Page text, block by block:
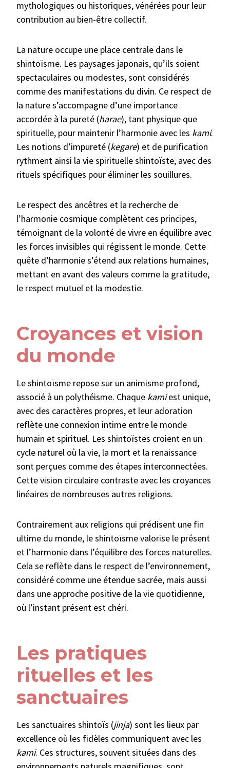
mythologiques ou historiques, vénérées pour leur
contribution au bien-être collectif.
La nature occupe une place centrale dans le
shintoïsme. Les paysages japonais, qu’ils soient
spectaculaires ou modestes, sont considérés
comme des manifestations du divin. Ce respect de
la nature s’accompagne d’une importance
accordée à la pureté (harae), tant physique que
spirituelle, pour maintenir l’harmonie avec les kami.
Les notions d’impureté (kegare) et de purification
rythment ainsi la vie spirituelle shintoïste, avec des
rituels spécifiques pour éliminer les souillures.
Le respect des ancêtres et la recherche de
l’harmonie cosmique complètent ces principes,
témoignant de la volonté de vivre en équilibre avec
les forces invisibles qui régissent le monde. Cette
quête d’harmonie s’étend aux relations humaines,
mettant en avant des valeurs comme la gratitude,
le respect mutuel et la modestie.
Croyances et vision
du monde
Le shintoïsme repose sur un animisme profond,
associé à un polythéisme. Chaque kamiest unique,
avec des caractères propres, et leur adoration
reflète une connexion intime entre le monde
humain et spirituel. Les shintoïstes croient en un
cycle naturel où la vie, la mort et la renaissance
sont perçues comme des étapes interconnectées.
Cette vision circulaire contraste avec les croyances
linéaires de nombreuses autres religions.
Contrairement aux religions qui prédisent une fin
ultime du monde, le shintoïsme valorise le présent
et l’harmonie dans l’équilibre des forces naturelles.
Cela se reflète dans le respect de l’environnement,
considéré comme une étendue sacrée, mais aussi
dans une approche positive de la vie quotidienne,
où l’instant présent est chéri.
Les pratiques
rituelles et les
sanctuaires
Les sanctuaires shintoïs (jinja) sont les lieux par
excellence où les fidèles communiquent avec les
kami. Ces structures, souvent situées dans des